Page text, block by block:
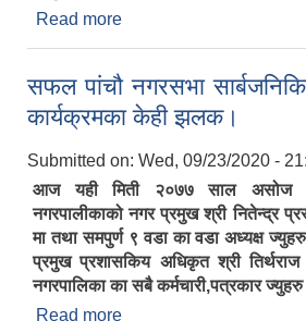
Read more
सफल पांचौ नगरसभा
कार्यक्रमका केही झलक।
Submitted on: Wed, 09/23/2020 -
आज यही मिती २०७७ साल असोज
नगरपालीकाको नगर प्रमुख श्री नितेन्द्र
मा तथा समपुर्ण ९ वडा का वडा अध्यक्ष
प्रमुख प्रशासकिय अधिकृत श्री
नगरपालिका का सबै कर्मचारी,पत्रकार
Read more